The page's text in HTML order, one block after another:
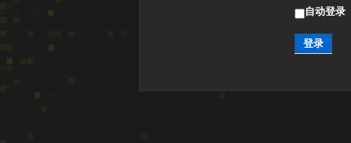
自动登录
登录